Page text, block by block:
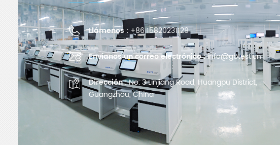
Llámenos : +86 15820231129
Envíanos un correo electrónico :info@gbtest.cn
Dirección :No. 3 Linjiang Road, Huangpu District,
Guangzhou, China